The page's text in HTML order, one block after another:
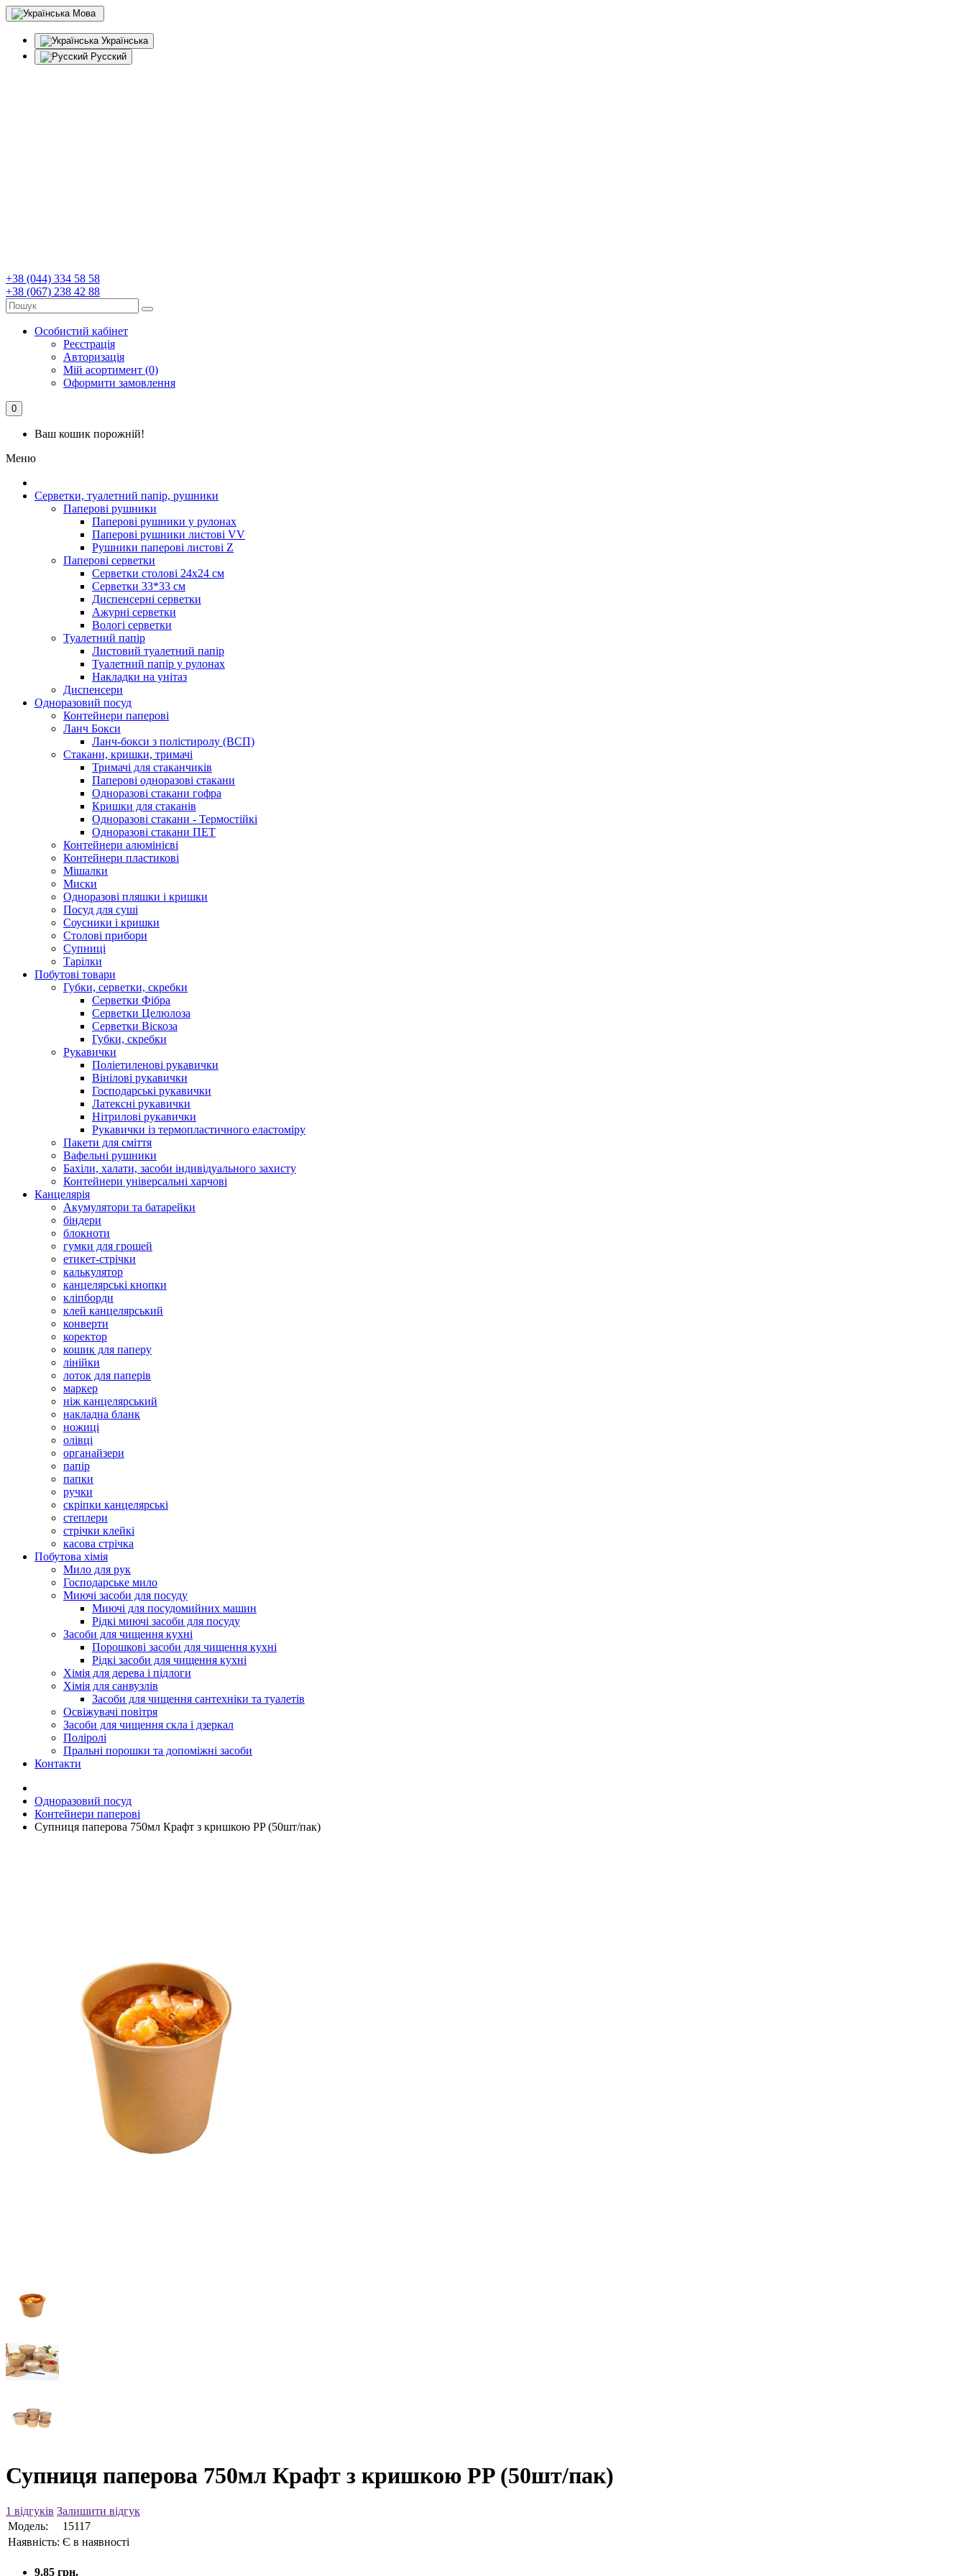
Мова
Українська
Русский
+38 (044) 334 58 58
+38 (067) 238 42 88
Особистий кабінет
Реєстрація
Авторизація
Мій асортимент (0)
Оформити замовлення
0
Ваш кошик порожній!
Меню
Серветки, туалетний папір, рушники
Паперові рушники
Паперові рушники у рулонах
Паперові рушники листові VV
Рушники паперові листові Z
Паперові серветки
Серветки столові 24х24 см
Серветки 33*33 см
Диспенсерні серветки
Ажурні серветки
Вологі серветки
Туалетний папір
Листовий туалетний папір
Туалетний папір у рулонах
Накладки на унітаз
Диспенсери
Одноразовий посуд
Контейнери паперові
Ланч Бокси
Ланч-бокси з полістиролу (ВСП)
Стакани, кришки, тримачі
Тримачі для стаканчиків
Паперові одноразові стакани
Одноразові стакани гофра
Кришки для стаканів
Одноразові стакани - Термостійкі
Одноразові стакани ПЕТ
Контейнери алюмінієві
Контейнери пластикові
Мішалки
Миски
Одноразові пляшки і кришки
Посуд для суші
Соусники і кришки
Столові прибори
Супниці
Тарілки
Побутові товари
Губки, серветки, скребки
Серветки Фібра
Серветки Целюлоза
Серветки Віскоза
Губки, скребки
Рукавички
Поліетиленові рукавички
Вінілові рукавички
Господарські рукавички
Латексні рукавички
Нітрилові рукавички
Рукавички із термопластичного еластоміру
Пакети для сміття
Вафельні рушники
Бахіли, халати, засоби індивідуального захисту
Контейнери універсальні харчові
Канцелярія
Акумулятори та батарейки
біндери
блокноти
гумки для грошей
етикет-стрічки
калькулятор
канцелярські кнопки
кліпборди
клей канцелярський
конверти
коректор
кошик для паперу
лінійки
лоток для паперів
маркер
ніж канцелярський
накладна бланк
ножиці
олівці
органайзери
папір
папки
ручки
скріпки канцелярські
степлери
стрічки клейкі
касова стрічка
Побутова хімія
Мило для рук
Господарське мило
Миючі засоби для посуду
Миючі для посудомийних машин
Рідкі миючі засоби для посуду
Засоби для чищення кухні
Порошкові засоби для чищення кухні
Рідкі засоби для чищення кухні
Хімія для дерева і підлоги
Хімія для санвузлів
Засоби для чищення сантехніки та туалетів
Освіжувачі повітря
Засоби для чищення скла і дзеркал
Поліролі
Пральні порошки та допоміжні засоби
Контакти
Одноразовий посуд
Контейнери паперові
Супниця паперова 750мл Крафт з кришкою PP (50шт/пак)
Супниця паперова 750мл Крафт з кришкою PP (50шт/пак)
1 відгуків Залишити відгук
Модель:
15117
Наявність: Є в наявності
9.85 грн.